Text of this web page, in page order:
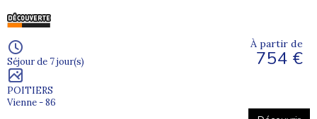
Séjour de 7 jour(s)
POITIERS
Vienne - 86
À partir de
754 €